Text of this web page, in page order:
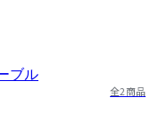
全2商品